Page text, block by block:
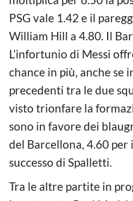
PSG vale 1.42 e il
William Hill a 4.80. Il
L’infortunio di Messi
chance in più, anche se
precedenti tra le due
visto trionfare la
sono in favore dei
del Barcellona, 4.60 per
successo di Spalletti.
Tra le altre partite in